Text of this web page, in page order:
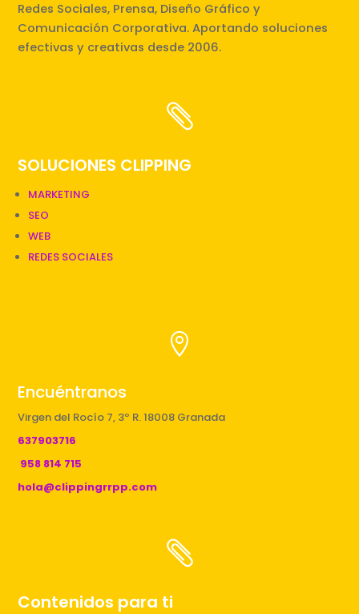
Redes Sociales, Prensa, Diseño Gráfico y
Comunicación Corporativa. Aportando soluciones
efectivas y creativas desde 2006.

SOLUCIONES CLIPPING
MARKETING
SEO
WEB
REDES SOCIALES

Encuéntranos
Virgen del Rocío 7, 3º R. 18008 Granada
637903716
958 814 715
hola@clippingrrpp.com

Contenidos para ti